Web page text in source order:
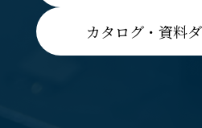
カタログ・資料